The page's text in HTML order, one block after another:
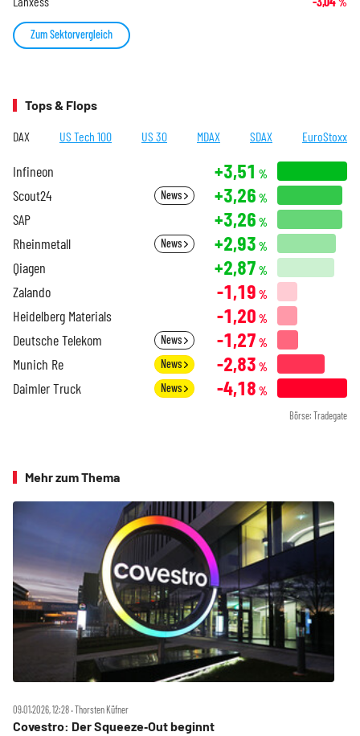
Zum Sektorvergleich
Tops & Flops
DAX US Tech 100 US 30 MDAX SDAX EuroStoxx
Infineon +3,51 %
Scout24 News +3,26 %
SAP +3,26 %
Rheinmetall News +2,93 %
Qiagen +2,87 %
Zalando -1,19 %
Heidelberg Materials -1,20 %
Deutsche Telekom News -1,27 %
Munich Re News -2,83 %
Daimler Truck News -4,18 %
Börse: Tradegate
Mehr zum Thema
09.01.2026, 12:28 ‧ Thorsten Küfner
Covestro: Der Squeeze‑Out beginnt